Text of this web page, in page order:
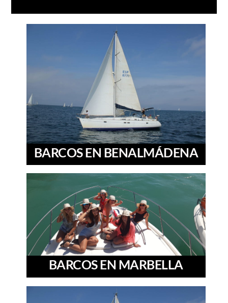
BARCOS EN BENALMÁDENA
BARCOS EN MARBELLA